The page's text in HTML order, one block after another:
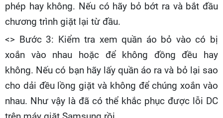
phép hay không. Nếu có hãy bỏ bớt ra và bắt đầu
chương trình giặt lại từ đầu.
<> Bước 3: Kiểm tra xem quần áo bỏ vào có bị
xoắn vào nhau hoặc để không đồng đều hay
không. Nếu có bạn hãy lấy quần áo ra và bỏ lại sao
cho dải đều lồng giặt và không để chúng xoắn vào
nhau. Như vậy là đã có thể khắc phục được lỗi DC